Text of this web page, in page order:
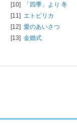
[10]
「四季」より 冬
[11] エトピリカ
[12] 愛のあいさつ
[13] 金婚式